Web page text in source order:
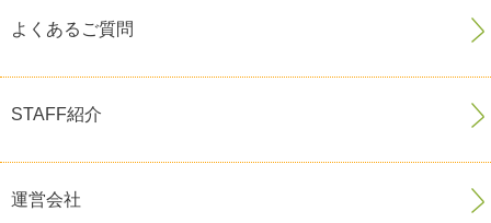
よくあるご質問
STAFF紹介
運営会社